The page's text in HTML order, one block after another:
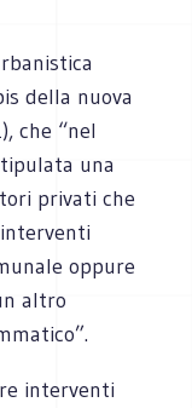
della nuova
che “nel
una
privati che
oppure
altro
interventi